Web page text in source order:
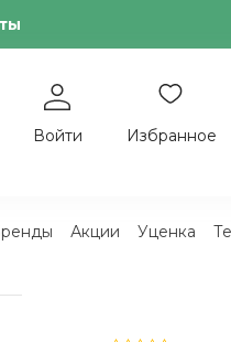
Войти Избранное
Акции Уценка